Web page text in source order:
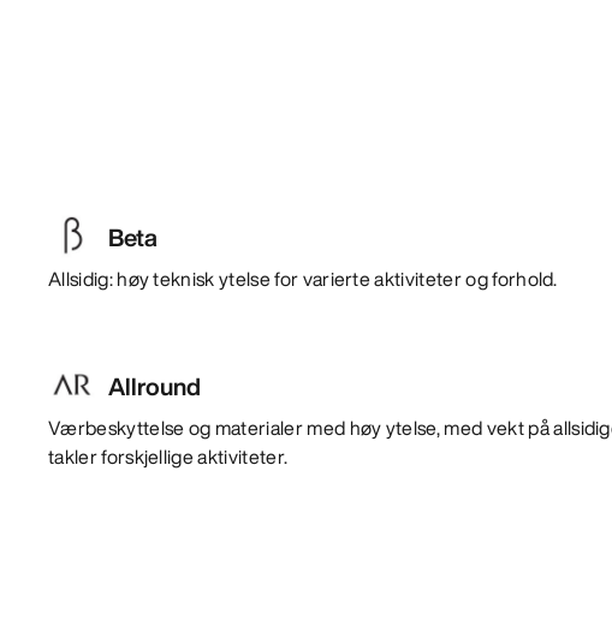
Beta
Allsidig: høy teknisk ytelse for varierte aktiviteter og forhold.
Allround
Værbeskyttelse og materialer med høy ytelse, med vekt på
takler forskjellige aktiviteter.